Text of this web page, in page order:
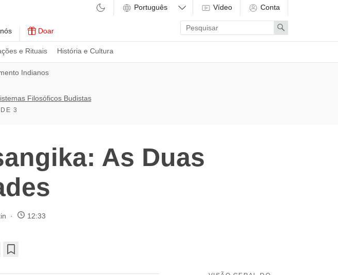
e Rituais História e Cultura
Doar
Vídeo Conta
Enter
search
term
Search
Indianos
Filosóficos Budistas
3
As Duas
12:33